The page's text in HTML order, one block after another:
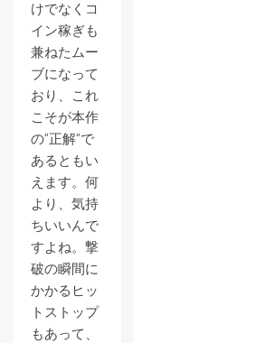
けでなくコ
イン稼ぎも
兼ねたムー
ブになって
おり、これ
こそが本作
の”正解”で
あるともい
えます。何
より、気持
ちいいんで
すよね。撃
破の瞬間に
かかるヒッ
トストップ
もあって、